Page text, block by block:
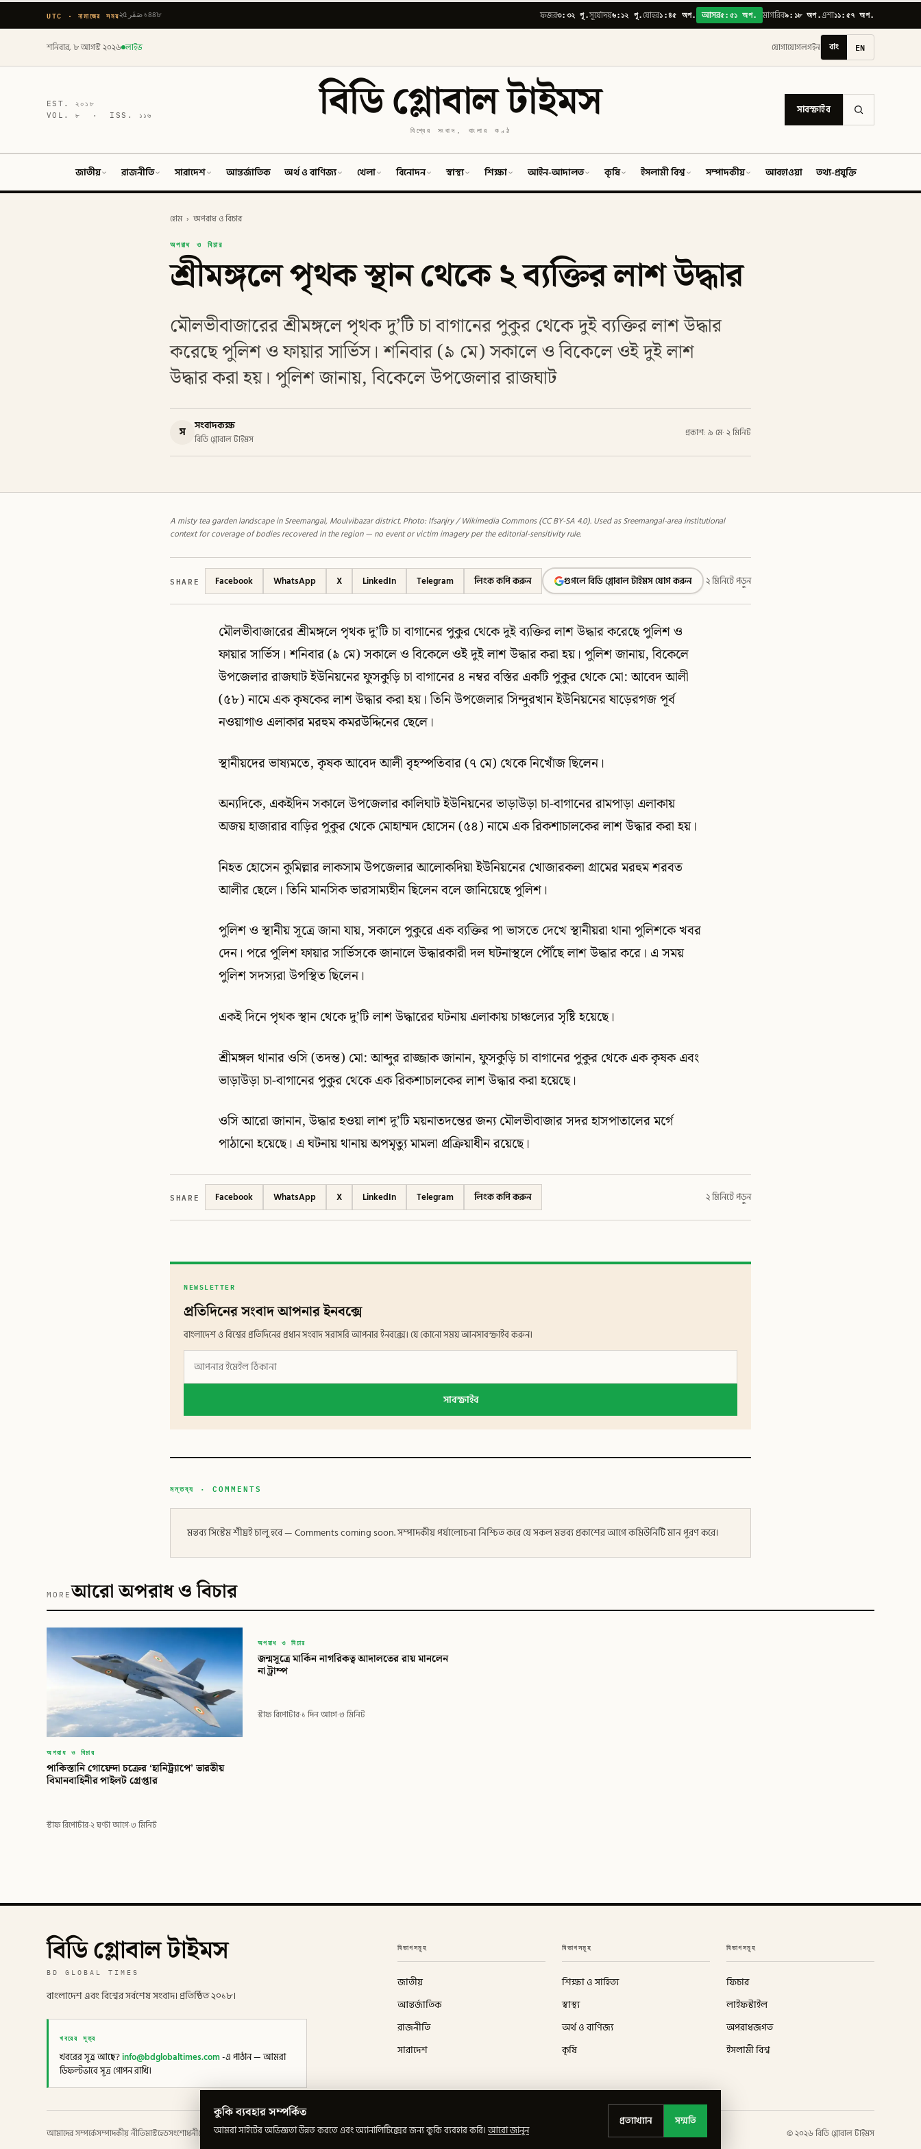
UTC · নামাজের সময় ২৫ صَفَر ১৪৪৮ ফজর৩:৩২ পূ.সূর্যোদয়৬:১২ পূ.যোহর১:৪৫ অপ. আসর৫:৫১ অপ. মাগরিব৯:১৮ অপ.এশা১১:৫৭ অপ.
শনিবার, ৮ আগস্ট ২০২৬ লাইভ যোগাযোগলগইন বাং EN
EST.২০১৮
VOL.৮ · ISS. ১১৬ বিডি গ্লোবাল টাইমস
বিশ্বের সংবাদ, বাংলার কণ্ঠ
সাবস্ক্রাইব
জাতীয় রাজনীতি সারাদেশ আন্তর্জাতিক অর্থ ও বাণিজ্য খেলা বিনোদন স্বাস্থ্য শিক্ষা আইন-আদালত কৃষি ইসলামী বিশ্ব সম্পাদকীয় আবহাওয়া তথ্য-প্রযুক্তি
হোম › অপরাধ ও বিচার
অপরাধ ও বিচার
শ্রীমঙ্গলে পৃথক স্থান থেকে ২ ব্যক্তির লাশ উদ্ধার
মৌলভীবাজারের শ্রীমঙ্গলে পৃথক দু’টি চা বাগানের পুকুর থেকে দুই ব্যক্তির লাশ উদ্ধার
করেছে পুলিশ ও ফায়ার সার্ভিস। শনিবার (৯ মে) সকালে ও বিকেলে ওই দুই লাশ
উদ্ধার করা হয়। পুলিশ জানায়, বিকেলে উপজেলার রাজঘাট
স সংবাদকক্ষ
বিডি গ্লোবাল টাইমস
প্রকাশ: ৯ মে· ২ মিনিট
A misty tea garden landscape in Sreemangal, Moulvibazar district. Photo: Ifsanjry / Wikimedia Commons (CC BY-SA 4.0). Used as Sreemangal-area institutional
context for coverage of bodies recovered in the region — no event or victim imagery per the editorial-sensitivity rule.
SHARE Facebook WhatsApp X LinkedIn Telegram লিংক কপি করুন গুগলে বিডি গ্লোবাল টাইমস যোগ করুন ২ মিনিটে পড়ুন
মৌলভীবাজারের শ্রীমঙ্গলে পৃথক দু’টি চা বাগানের পুকুর থেকে দুই ব্যক্তির লাশ উদ্ধার করেছে পুলিশ ও
ফায়ার সার্ভিস। শনিবার (৯ মে) সকালে ও বিকেলে ওই দুই লাশ উদ্ধার করা হয়। পুলিশ জানায়, বিকেলে
উপজেলার রাজঘাট ইউনিয়নের ফুসকুড়ি চা বাগানের ৪ নম্বর বস্তির একটি পুকুর থেকে মো: আবেদ আলী
(৫৮) নামে এক কৃষকের লাশ উদ্ধার করা হয়। তিনি উপজেলার সিন্দুরখান ইউনিয়নের ষাড়েরগজ পূর্ব
নওয়াগাও এলাকার মরহুম কমরউদ্দিনের ছেলে।
স্থানীয়দের ভাষ্যমতে, কৃষক আবেদ আলী বৃহস্পতিবার (৭ মে) থেকে নিখোঁজ ছিলেন।
অন্যদিকে, একইদিন সকালে উপজেলার কালিঘাট ইউনিয়নের ভাড়াউড়া চা-বাগানের রামপাড়া এলাকায়
অজয় হাজারার বাড়ির পুকুর থেকে মোহাম্মদ হোসেন (৫৪) নামে এক রিকশাচালকের লাশ উদ্ধার করা হয়।
নিহত হোসেন কুমিল্লার লাকসাম উপজেলার আলোকদিয়া ইউনিয়নের খোজারকলা গ্রামের মরহুম শরবত
আলীর ছেলে। তিনি মানসিক ভারসাম্যহীন ছিলেন বলে জানিয়েছে পুলিশ।
পুলিশ ও স্থানীয় সূত্রে জানা যায়, সকালে পুকুরে এক ব্যক্তির পা ভাসতে দেখে স্থানীয়রা থানা পুলিশকে খবর
দেন। পরে পুলিশ ফায়ার সার্ভিসকে জানালে উদ্ধারকারী দল ঘটনাস্থলে পৌঁছে লাশ উদ্ধার করে। এ সময়
পুলিশ সদস্যরা উপস্থিত ছিলেন।
একই দিনে পৃথক স্থান থেকে দু’টি লাশ উদ্ধারের ঘটনায় এলাকায় চাঞ্চল্যের সৃষ্টি হয়েছে।
শ্রীমঙ্গল থানার ওসি (তদন্ত) মো: আব্দুর রাজ্জাক জানান, ফুসকুড়ি চা বাগানের পুকুর থেকে এক কৃষক এবং
ভাড়াউড়া চা-বাগানের পুকুর থেকে এক রিকশাচালকের লাশ উদ্ধার করা হয়েছে।
ওসি আরো জানান, উদ্ধার হওয়া লাশ দু’টি ময়নাতদন্তের জন্য মৌলভীবাজার সদর হাসপাতালের মর্গে
পাঠানো হয়েছে। এ ঘটনায় থানায় অপমৃত্যু মামলা প্রক্রিয়াধীন রয়েছে।
SHARE Facebook WhatsApp X LinkedIn Telegram লিংক কপি করুন ২ মিনিটে পড়ুন
NEWSLETTER
প্রতিদিনের সংবাদ আপনার ইনবক্সে
বাংলাদেশ ও বিশ্বের প্রতিদিনের প্রধান সংবাদ সরাসরি আপনার ইনবক্সে। যে কোনো সময় আনসাবস্ক্রাইব করুন।
সাবস্ক্রাইব
মন্তব্য · COMMENTS
মন্তব্য সিস্টেম শীঘ্রই চালু হবে — Comments coming soon. সম্পাদকীয় পর্যালোচনা নিশ্চিত করে যে সকল মন্তব্য প্রকাশের আগে কমিউনিটি মান পূরণ করে।
MOREআরো অপরাধ ও বিচার
অপরাধ ও বিচার
পাকিস্তানি গোয়েন্দা চক্রের ‘হানিট্র্যাপে’ ভারতীয়
বিমানবাহিনীর পাইলট গ্রেপ্তার
স্টাফ রিপোর্টার·২ ঘণ্টা আগে·৩ মিনিট
বিডি
বিডি গ্লোবাল টাইমস
অপরাধ ও বিচার
জন্মসূত্রে মার্কিন নাগরিকত্ব আদালতের রায় মানলেন
না ট্রাম্প
স্টাফ রিপোর্টার·১ দিন আগে·৩ মিনিট
বিডি গ্লোবাল টাইমস
BD GLOBAL TIMES
বাংলাদেশ এবং বিশ্বের সর্বশেষ সংবাদ। প্রতিষ্ঠিত ২০১৮।
খবরের সূত্র
খবরের সূত্র আছে?info@bdglobaltimes.com-এ পাঠান — আমরা
ডিফল্টভাবে সূত্র গোপন রাখি।
বিভাগসমূহ
জাতীয়
আন্তর্জাতিক
রাজনীতি
সারাদেশ
বিভাগসমূহ
শিক্ষা ও সাহিত্য
স্বাস্থ্য
অর্থ ও বাণিজ্য
কৃষি
বিভাগসমূহ
ফিচার
লাইফস্টাইল
অপরাধজগত
ইসলামী বিশ্ব
আমাদের সম্পর্কেসম্পাদকীয় নীতিমাস্টহেডসংশোধনীগোপনীয়তাশর্তাবলী ©২০২৬ বিডি গ্লোবাল টাইমস
কুকি ব্যবহার সম্পর্কিত
আমরা সাইটের অভিজ্ঞতা উন্নত করতে এবং অ্যানালিটিক্সের জন্য কুকি ব্যবহার করি।আরো জানুন
প্রত্যাখ্যান সম্মতি